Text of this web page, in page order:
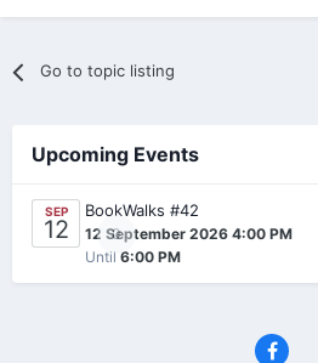
Go to topic listing
Upcoming Events
SEP
12 0
BookWalks #42
12 September 2026 4:00 PM
Until 6:00 PM